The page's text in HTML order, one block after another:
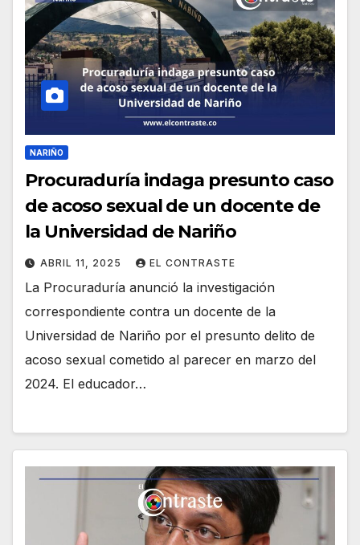
NARIÑO
Procuraduría indaga presunto caso
de acoso sexual de un docente de
la Universidad de Nariño
ABRIL 11, 2025 EL CONTRASTE
La Procuraduría anunció la investigación
correspondiente contra un docente de la
Universidad de Nariño por el presunto delito de
acoso sexual cometido al parecer en marzo del
2024. El educador…